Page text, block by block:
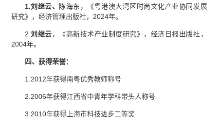
1.刘继云、
陈海东，《粤港澳大湾区时尚文化产业协同发展
研究》，经济管理出版社，2024年。
2.刘继云，《高新技术产业制度研究》，经济日报出版社，
2004年。
四、获得荣誉：
1.2012年获得南粤优秀教师称号
2.2006年获得江西省中青年学科带头人称号
3.2010年获得上海市科技进步二等奖